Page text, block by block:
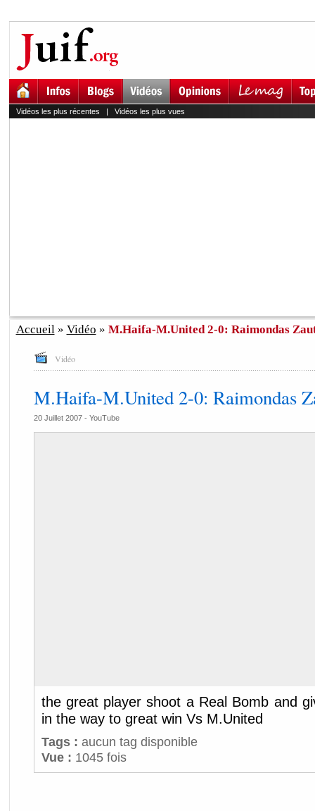
Vidéos les plus récentes | Vidéos les plus vues
Accueil» Vidéo » M.Haifa-M.United 2-0: Raimondas
Vidéo
M.Haifa-M.United 2-0: Raimondas
20 Juillet 2007 - YouTube
the great player shoot a Real Bomb and
in the way to great win Vs M.United
Tags : aucun tag disponible
Vue : 1045 fois